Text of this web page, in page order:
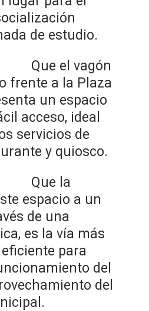
de estudio.
vagón
frente a la Plaza
un espacio
acceso, ideal
servicios de
y quiosco.
la
espacio a un
de una
es la vía más
para
del
del